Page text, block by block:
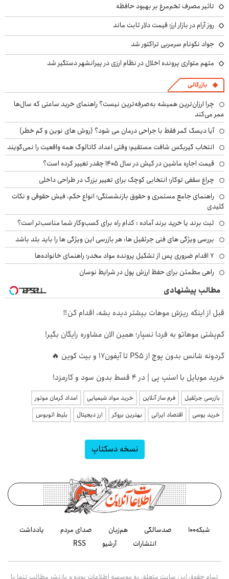
تاثیر مصرف تخم‌مرغ بر بهبود حافظه
روز آرام در بازار ارز؛ قیمت دلار ثابت ماند
جواد نکونام سرمربی تراکتور شد
متهم متواری پرونده اخلال در نظام ارزی در پیرانشهر دستگیر شد
بازرگانی
چرا ارزان‌ترین همیشه به‌صرفه‌ترین نیست؟ راهنمای خرید ساعتی که سال‌ها
عمر می‌کند
آیا دیسک کمر فقط با جراحی درمان می شود؟ (روش های نوین و کم خطر)
انتخاب گیربکس شافت مستقیم؛ وقتی اعداد کاتالوگ همه واقعیت را نمی‌گویند
قیمت اجاره ماشین در کیش در سال ۱۴۰۵ چقدر تغییر کرده است؟
چراغ سقفی توکار؛ انتخابی کوچک برای تغییر بزرگ در طراحی داخلی
راهنمای جامع مستمری و حقوق بازنشستگی؛ انواع حکم، فیش حقوقی و نکات
کلیدی
ثبت برند یا خرید برند آماده : کدام راه برای کسب‌وکار شما مناسب‌تر است؟
بررسی ویژگی های فنی جرثقیل ها: هر بازرسی این ویژگی ها را باید بلد باشد
۷ اقدام ضروری پس از تشکیل پرونده مواد مخدر؛ راهنمای خانواده‌ها
راهی مطمئن برای حفظ ارزش پول در شرایط نوسان
مطالب پیشنهادی
قبل از اینکه ریزش موهات بیشتر دیده بشه، اقدام کن‼️
کم‌پشتی موهاتو به فردا نسپار؛ همین الان مشاوره رایگان بگیر!
گردونه شانس بدون پوچ از PS5 تا آیفون17 و بیت کوین 🔥
خرید موبایل با اسنپ پی | در ۴ قسط بدون سود و کارمزد!
بازرسی جرثقیل فرم ساز آنلاین خرید مواد شیمیایی
امداد کرمان موتور
خرید یوسی
اقتصاد ایرانی بهترین بروکر ارز دیجیتال بلیط اتوبوس
نسخه دسکتاپ
شبکه۱۰۰ صدسالگی هم‌زبان صدای مردم
یادداشت
انتشارات
آرشیو RSS